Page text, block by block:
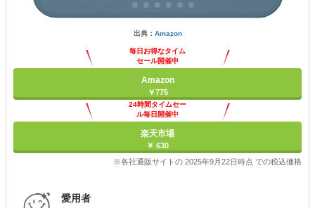
出典： Amazon
毎日お得なタイム
セール開催中
Amazon
￥775
24時間タイムセー
ル毎日開催中
楽天市場
￥ 630
※各社通販サイトの 2025年9月22日時点 での税込価格
愛用者